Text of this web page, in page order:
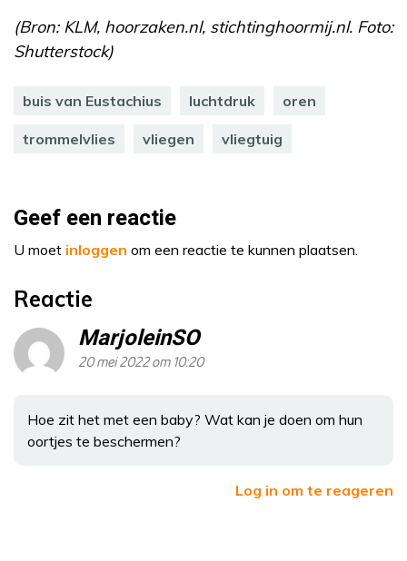
(Bron: KLM, hoorzaken.nl, stichtinghoormij.nl. Foto:
Shutterstock)
buis van Eustachius luchtdruk oren
trommelvlies vliegen vliegtuig
Geef een reactie
U moet inloggen om een reactie te kunnen plaatsen.
Reactie
MarjoleinSO
20 mei 2022 om 10:20
Hoe zit het met een baby? Wat kan je doen om hun
oortjes te beschermen?
Log in om te reageren